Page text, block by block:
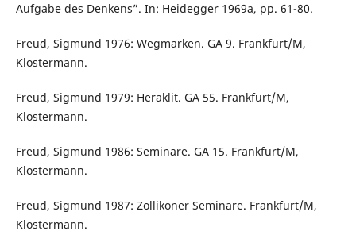
Aufgabe des Denkens”. In: Heidegger 1969a, pp. 61-80.
Freud, Sigmund 1976: Wegmarken. GA 9. Frankfurt/M,
Klostermann.
Freud, Sigmund 1979: Heraklit. GA 55. Frankfurt/M,
Klostermann.
Freud, Sigmund 1986: Seminare. GA 15. Frankfurt/M,
Klostermann.
Freud, Sigmund 1987: Zollikoner Seminare. Frankfurt/M,
Klostermann.